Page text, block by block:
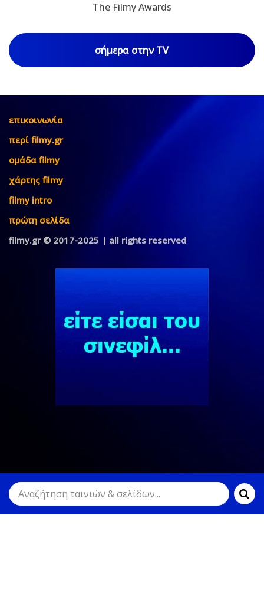
The Filmy Awards
σήμερα στην TV
επικοινωνία
περί filmy.gr
ομάδα filmy
χάρτης filmy
filmy intro
πρώτη σελίδα
filmy.gr © 2017-2025 | all rights reserved